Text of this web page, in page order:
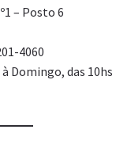
– Posto 6
4060
à Domingo, das 10hs